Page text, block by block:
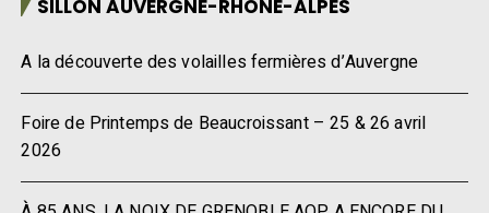
SILLON AUVERGNE-RHÔNE-ALPES
A la découverte des volailles fermières d’Auvergne
Foire de Printemps de Beaucroissant – 25 & 26 avril
2026